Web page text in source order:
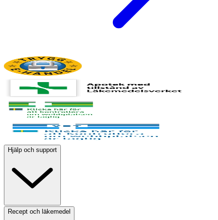
Hjälp och support
Recept och läkemedel